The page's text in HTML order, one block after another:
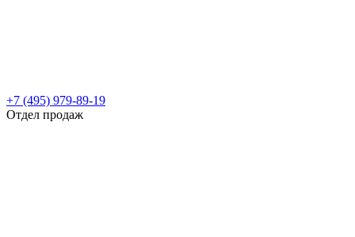
+7 (495) 979-89-19
Отдел продаж